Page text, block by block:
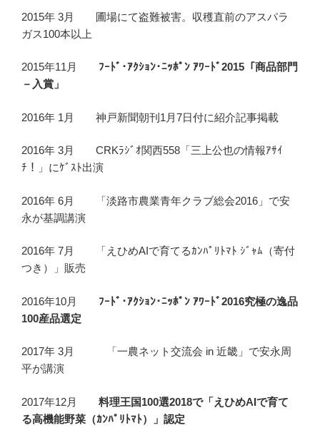
2015年 3月 圃場にて盗難被害。収穫直前のアスパラ
ガス100本以上
2015年11月 ﾌｰﾄﾞ･ｱｸｼｮﾝ･ﾆｯﾎﾟﾝ ｱﾜｰﾄﾞ2015「商品部門
－入賞」
2016年 1月 神戸新聞朝刊1月7日付に紹介記事掲載
2016年 3月 CRKﾗｼﾞｵ関西558「三上公也の情報ｱｻｲ
ﾁ！」にｹﾞｽﾄ出演
2016年 6月 「淡路市農業青年クラブ総会2016」で安
永が基調講演
2016年 7月 「えひめAIで育てるｶﾝﾊﾟﾘﾄﾏﾄ ｼﾞｬﾑ（寄付
つき）」販売
2016年10月 ﾌｰﾄﾞ･ｱｸｼｮﾝ･ﾆｯﾎﾟﾝ ｱﾜｰﾄﾞ2016究極の逸品
100産品選定
2017年 3月 「一農ネット交流会 in 近畿」で安永周
平が講演
2017年12月 料理王国100選2018で「えひめAIで育て
る高機能野菜（ｶﾝﾊﾟﾘﾄﾏﾄ）」認定